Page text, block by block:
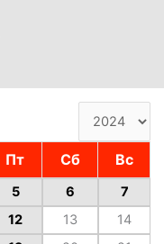
Пт Сб Вс
5 6
7
12 13
14